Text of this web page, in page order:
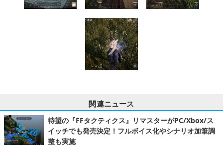
関連ニュース
待望の『FFタクティクス』リマスターがPC/Xbox/ス
イッチでも発売決定！フルボイス化やシナリオ加筆調
整も実施